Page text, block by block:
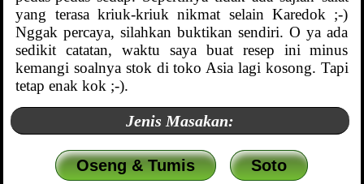
yang terasa kriuk-kriuk nikmat selain Karedok ;-)
Nggak percaya, silahkan buktikan sendiri. O ya ada
sedikit catatan, waktu saya buat resep ini minus
kemangi soalnya stok di toko Asia lagi kosong. Tapi
tetap enak kok ;-).
Jenis Masakan:
Oseng & Tumis Soto